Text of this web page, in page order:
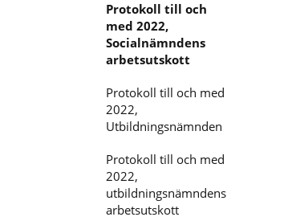
Protokoll till och
med 2022,
Socialnämndens
arbetsutskott
Protokoll till och med
2022,
Utbildningsnämnden
Protokoll till och med
2022,
utbildningsnämndens
arbetsutskott